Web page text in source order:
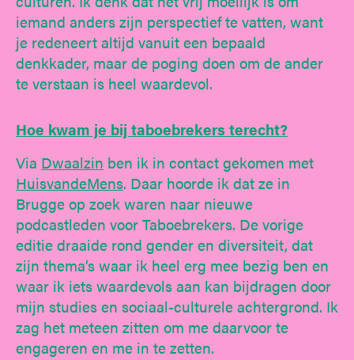
iemand anders zijn perspectief te vatten, want
je redeneert altijd vanuit een bepaald
denkkader, maar de poging doen om de ander
te verstaan is heel waardevol.
Hoe kwam je bij taboebrekers terecht?
Via Dwaalzin ben ik in contact gekomen met
HuisvandeMens. Daar hoorde ik dat ze in
Brugge op zoek waren naar nieuwe
podcastleden voor Taboebrekers. De vorige
editie draaide rond gender en diversiteit, dat
zijn thema’s waar ik heel erg mee bezig ben en
waar ik iets waardevols aan kan bijdragen door
mijn studies en sociaal-culturele achtergrond. Ik
zag het meteen zitten om me daarvoor te
engageren en me in te zetten.